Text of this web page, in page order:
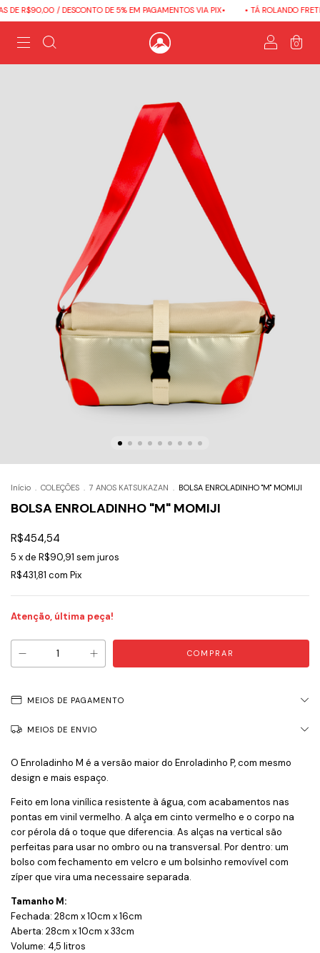
R$90,00 / DESCONTO DE 5% EM PAGAMENTOS VIA PIX• • TÁ ROLANDO
0
Início . COLEÇÕES . 7 ANOS KATSUKAZAN . BOLSA ENROLADINHO "M" MOMIJI
BOLSA ENROLADINHO "M" MOMIJI
R$454,54
5 x de R$90,91 sem juros
R$431,81 com Pix
Atenção, última peça!
MEIOS DE PAGAMENTO
MEIOS DE ENVIO
O Enroladinho M é a versão maior do Enroladinho P, com mesmo
design e mais espaço.
Feito em lona vinílica resistente à água, com acabamentos nas
pontas em vinil vermelho. A alça em cinto vermelho e o corpo na
cor pérola dá o toque que diferencia. As alças na vertical são
perfeitas para usar no ombro ou na transversal. Por dentro: um
bolso com fechamento em velcro e um bolsinho removível com
zíper que vira uma necessaire separada.
Tamanho M:
Fechada: 28cm x 10cm x 16cm
Aberta: 28cm x 10cm x 33cm
Volume: 4,5 litros